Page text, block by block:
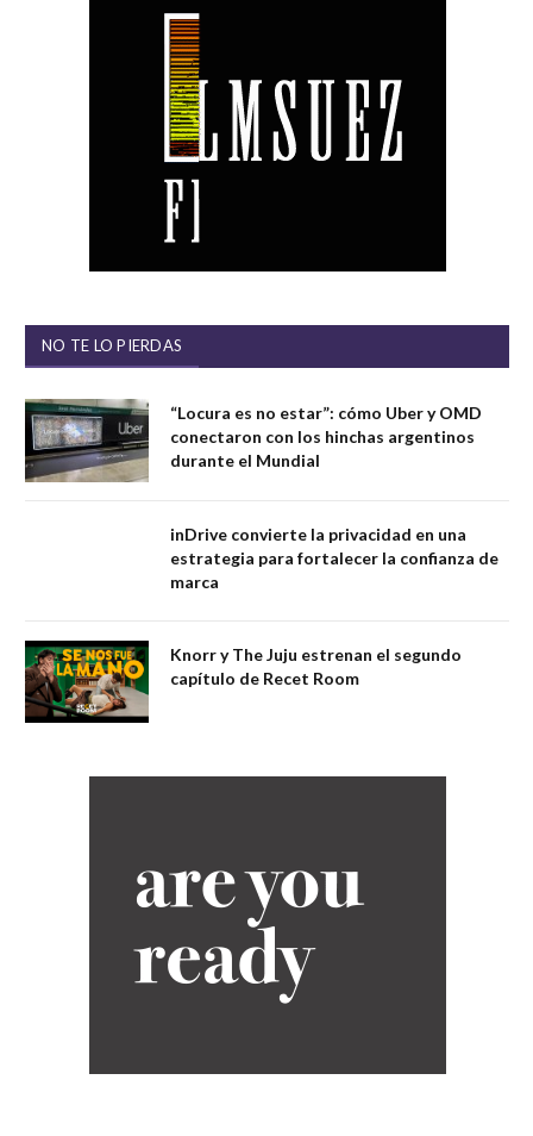
NO TE LO PIERDAS
“Locura es no estar”: cómo Uber y OMD
conectaron con los hinchas argentinos
durante el Mundial
inDrive convierte la privacidad en una
estrategia para fortalecer la confianza de
marca
Knorr y The Juju estrenan el segundo
capítulo de Recet Room